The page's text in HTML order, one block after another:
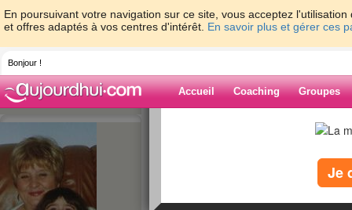
En poursuivant votre navigation sur ce site, vous acceptez
et offres adaptés à vos centres d'intérêt. En savoir plus et gérer ces
Bonjour !
Accueil Coaching Groupes
>
matin pour allez boire son pt café chez les
Blog de OLLIVE
aide blog
Je